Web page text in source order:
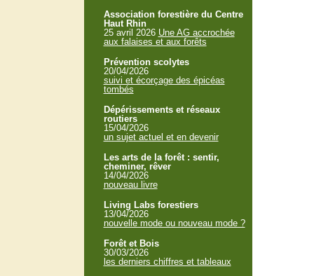
Association forestière du Centre
Haut Rhin
25 avril 2026 Une AG accrochée
aux falaises et aux forêts
Prévention scolytes
20/04/2026
suivi et écorçage des épicéas
tombés
Dépérissements et réseaux
routiers
15/04/2026
un sujet actuel et en devenir
Les arts de la forêt : sentir,
cheminer, rêver
14/04/2026
nouveau livre
Living Labs forestiers
13/04/2026
nouvelle mode ou nouveau mode ?
Forêt et Bois
30/03/2026
les derniers chiffres et tableaux